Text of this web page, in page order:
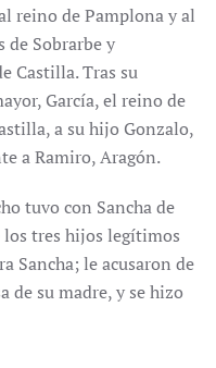
reino de Pamplona y al
de Sobrarbe y
Castilla. Tras su
García, el reino de
a su hijo Gonzalo,
a Ramiro, Aragón.
tuvo con Sancha de
los tres hijos legítimos
Sancha; le acusaron de
de su madre, y se hizo